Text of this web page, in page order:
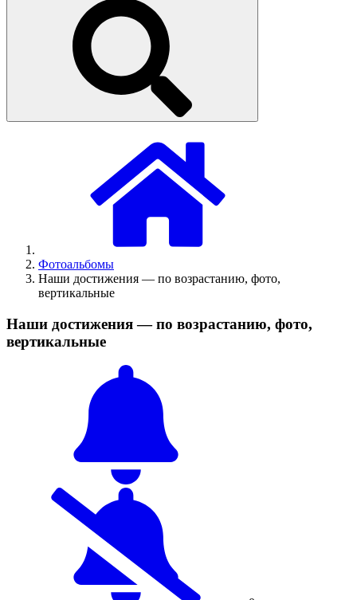
Фотоальбомы
Наши достижения — по возрастанию, фото,
вертикальные
Наши достижения — по возрастанию, фото,
вертикальные